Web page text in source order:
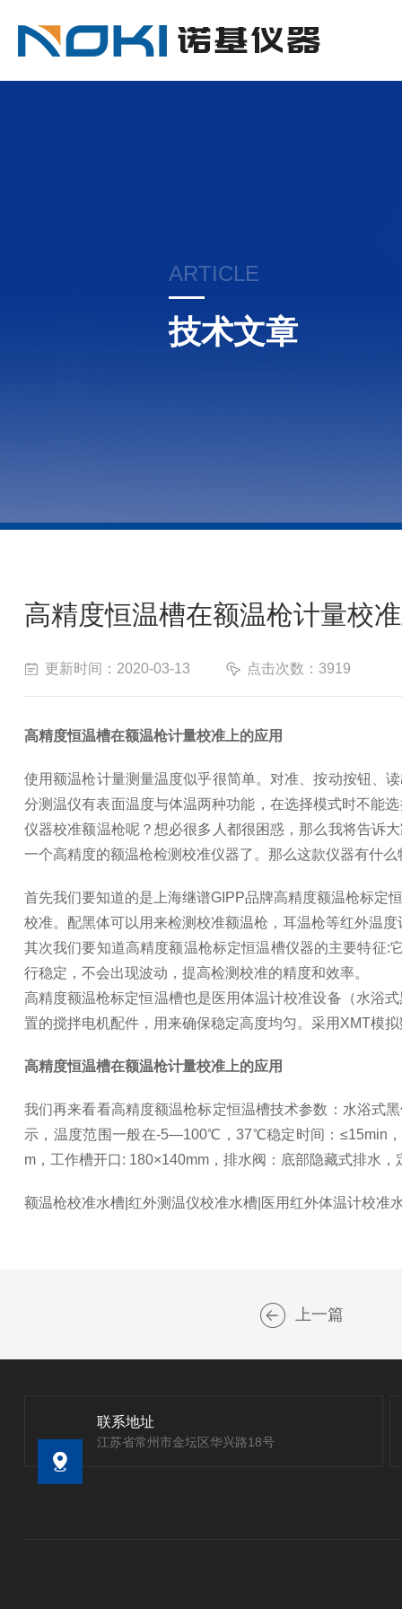
ARTICLE
技术文章
高精度恒温槽在额温枪计量校
更新时间：2020-03-13 点击次数：3919
高精度恒温槽在额温枪计量校准上的应用
使用额温枪计量测量温度似乎很简单。对准、按动按钮、
分测温仪有表面温度与体温两种功能，在选择模式时不能
仪器校准额温枪呢？想必很多人都很困惑，那么我将告诉
一个高精度的额温枪检测校准仪器了。那么这款仪器有什
首先我们要知道的是上海继谱GIPP品牌高精度额温枪标定
校准。配黑体可以用来检测校准额温枪，耳温枪等红外温度
其次我们要知道高精度额温枪标定恒温槽仪器的主要特征:
行稳定，不会出现波动，提高检测校准的精度和效率。
高精度额温枪标定恒温槽也是医用体温计校准设备（水浴
置的搅拌电机配件，用来确保稳定高度均匀。采用XMT模
高精度恒温槽在额温枪计量校准上的应用
我们再来看看高精度额温枪标定恒温槽技术参数：水浴式
示，温度范围一般在-5—100℃，37℃稳定时间：≤15min
m，工作槽开口: 180×140mm，排水阀：底部隐藏式排水
额温枪校准水槽|红外测温仪校准水槽|医用红外体温计校准
上一篇
联系地址
江苏省常州市金坛区华兴路18号